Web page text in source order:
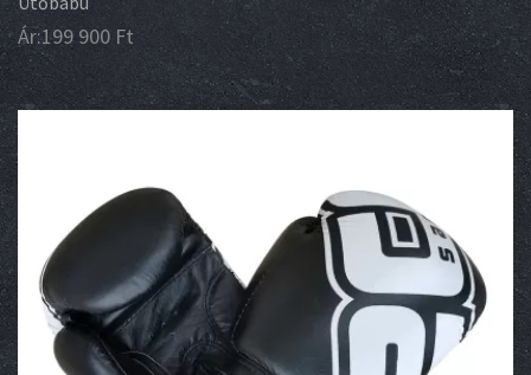
Ár:199 900 Ft